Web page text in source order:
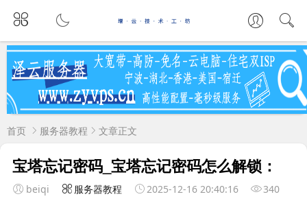
首页 服务器教程 文章正文
宝塔忘记密码_宝塔忘记密码怎么解锁：
beiqi 服务器教程 2025-12-16 20:40:16 340